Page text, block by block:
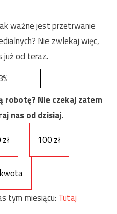
ważne jest przetrwanie
Nie zwlekaj więc,
już od teraz.
robotę? Nie czekaj zatem
nas od dzisiaj.
100 zł
tym miesiącu: Tutaj